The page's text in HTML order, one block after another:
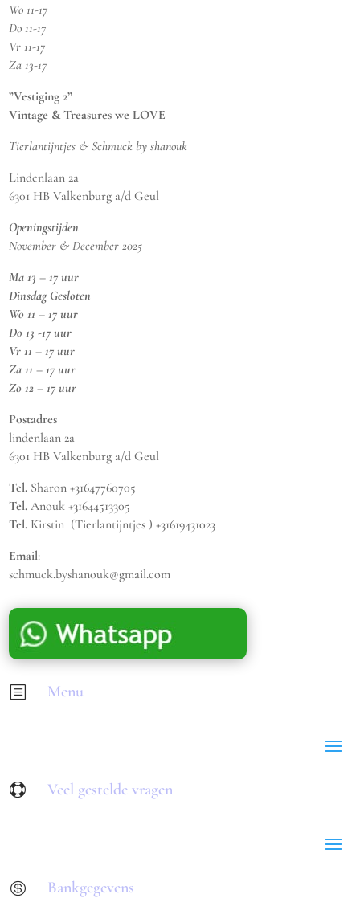
Wo 11-17
Do 11-17
Vr 11-17
Za 13-17
”Vestiging 2”
Vintage & Treasures we LOVE
Tierlantijntjes & Schmuck by shanouk
Lindenlaan 2a
6301 HB Valkenburg a/d Geul
Openingstijden
November & December 2025
Ma 13 – 17 uur
Dinsdag Gesloten
Wo 11 – 17 uur
Do 13 -17 uur
Vr 11 – 17 uur
Za 11 – 17 uur
Zo 12 – 17 uur
Postadres
lindenlaan 2a
6301 HB Valkenburg a/d Geul
Tel. Sharon +31647760705
Tel. Anouk +31644513305
Tel. Kirstin (Tierlantijntjes ) +31619431023
Email:
schmuck.byshanouk@gmail.com
b Menu
 Veel gestelde vragen
 Bankgegevens